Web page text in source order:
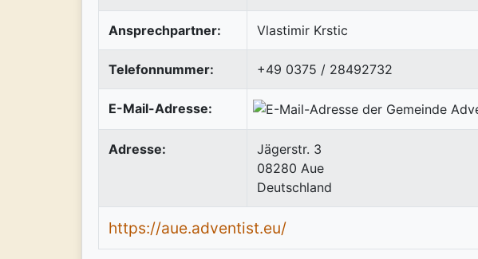
Ansprechpartner: Vlastimir Krstic
Telefonnummer: +49 0375 / 28492732
E-Mail-Adresse:
Adresse:
Jägerstr. 3
08280 Aue
Deutschland
https://aue.adventist.eu/